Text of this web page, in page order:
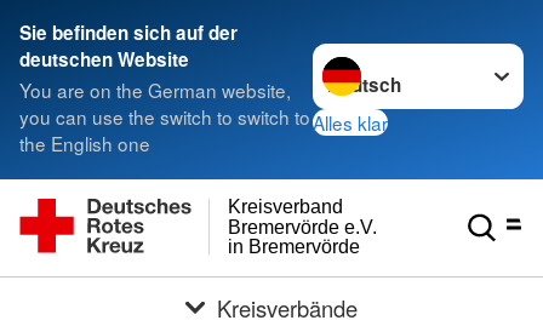
Sie befinden sich auf der
deutschen Website
You are on the German website,
you can use the switch to switch to
the English one
Sprache wechseln zu
Alles klar
in Bremervörde
Bremervörde e.V.
Kreisverband
Kreisverbände